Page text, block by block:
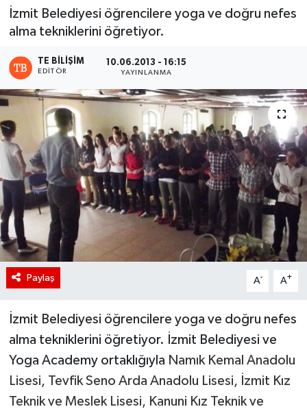
İzmit Belediyesi öğrencilere yoga ve doğru nefes
alma tekniklerini öğretiyor.
TE BILIŞIM
EDITÖR
10.06.2013 - 16:15
YAYINLANMA
Paylaş A- A+
İzmit Belediyesi öğrencilere yoga ve doğru nefes
alma tekniklerini öğretiyor. İzmit Belediyesi ve
Yoga Academy ortaklığıyla Namık Kemal Anadolu
Lisesi, Tevfik Seno Arda Anadolu Lisesi, İzmit Kız
Teknik ve Meslek Lisesi, Kanuni Kız Teknik ve